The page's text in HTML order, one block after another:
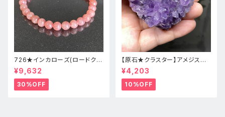
726★インカローズ(ロードクロ
サイト)★天然石ブレスレット新
品
¥9,632
30%OFF
【原石★クラスター】アメジスト
★ハート形★cp-071天然石パ
ワーストーン★インテリア置物
¥4,203
10%OFF